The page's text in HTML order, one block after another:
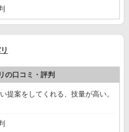
の口コミ・評判
提案をしてくれる、技量が高い。